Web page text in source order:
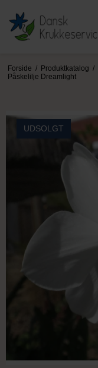
Forside / Produktkatalog /
Påskelilje Dreamlight
UDSOLGT